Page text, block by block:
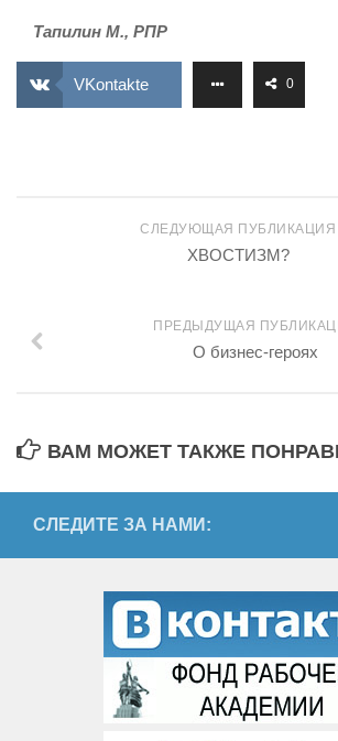
Тапилин М., РПР
VKontakte 0
СЛЕДУЮЩАЯ ПУБЛИКАЦИЯ
ХВОСТИЗМ?
ПРЕДЫДУЩАЯ
О бизнес-героях
ВАМ МОЖЕТ ТАКЖЕ
СЛЕДИТЕ ЗА НАМИ: